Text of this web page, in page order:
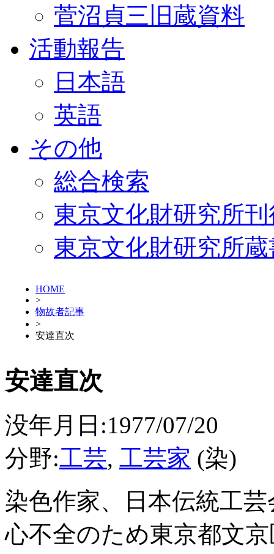
菅沼貞三旧蔵資料
活動報告
日本語
英語
その他
総合検索
東京文化財研究所
東京文化財研究所
HOME
>
物故者記事
>
安達直次
安達直次
没年月日:1977/07/20
分野:工芸, 工芸家 (染)
染色作家、日本伝統工
心不全のため東京都文